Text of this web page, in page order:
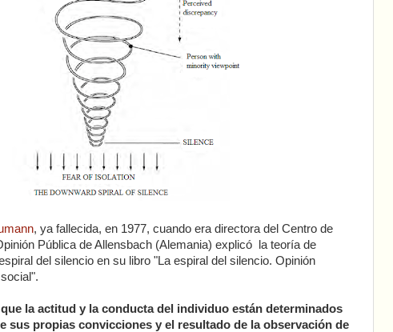
, ya fallecida, en 1977, cuando era directora del Centro de
Pública de Allensbach (Alemania) explicó la teoría de
del silencio en su libro "La espiral del silencio. Opinión
la actitud y la conducta del individuo están determinados
sus propias convicciones y el resultado de la observación de